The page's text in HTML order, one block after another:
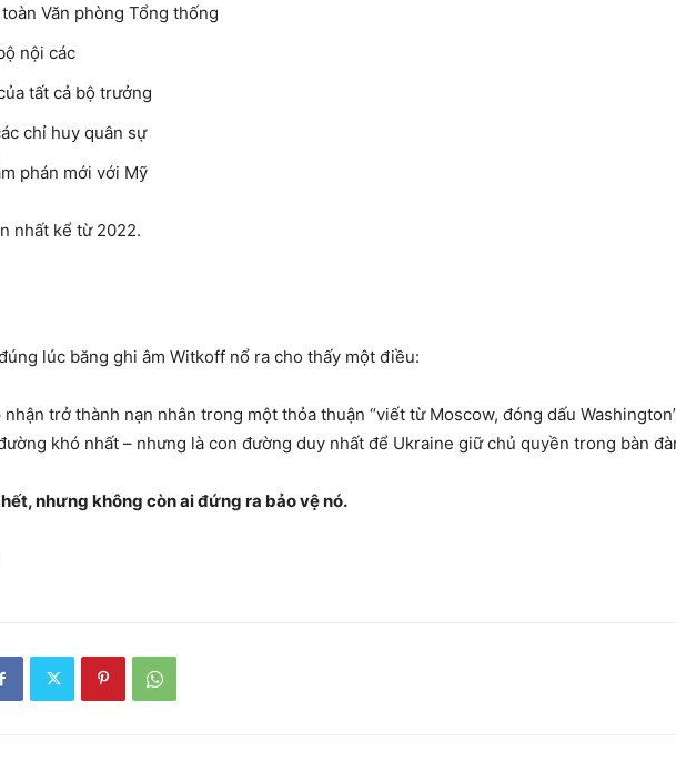
Văn phòng Tổng thống
nội các
tất cả bộ trưởng
chỉ huy quân sự
phán mới với Mỹ
nhất kể từ 2022.
lúc băng ghi âm Witkoff nổ ra cho thấy một điều:
trở thành nạn nhân trong một thỏa thuận “viết từ Moscow, đóng dấu
khó nhất – nhưng là con đường duy nhất để Ukraine giữ chủ quyền trong bàn
nhưng không còn ai đứng ra bảo vệ nó.